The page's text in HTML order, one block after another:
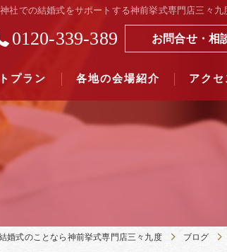
神社での結婚式をサポートする神前挙式専門店三々九
0120-339-389 お問合せ・相
覧（４０社寺）｜三々九度東京
覧（７５社）県別表示｜三々九度東京
プラン 各地の会場紹介 アクセ
婚式のことなら神前挙式専門店三々九度 ブログ